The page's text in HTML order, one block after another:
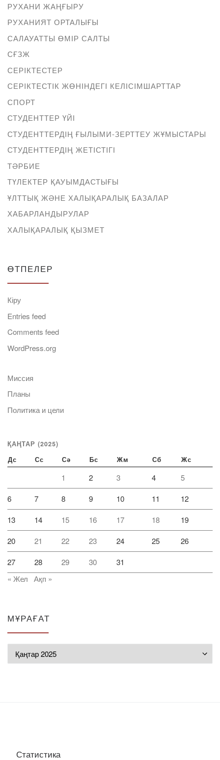
РУХАНИ ЖАҢҒЫРУ
РУХАНИЯТ ОРТАЛЫҒЫ
САЛАУАТТЫ ӨМІР САЛТЫ
СҒЗЖ
СЕРІКТЕСТЕР
СЕРІКТЕСТІК ЖӨНІНДЕГІ КЕЛІСІМШАРТТАР
СПОРТ
СТУДЕНТТЕР ҮЙІ
СТУДЕНТТЕРДІҢ ҒЫЛЫМИ-ЗЕРТТЕУ ЖҰМЫСТАРЫ
СТУДЕНТТЕРДІҢ ЖЕТІСТІГІ
ТӘРБИЕ
ТҮЛЕКТЕР ҚАУЫМДАСТЫҒЫ
ҰЛТТЫҚ ЖӘНЕ ХАЛЫҚАРАЛЫҚ БАЗАЛАР
ХАБАРЛАНДЫРУЛАР
ХАЛЫҚАРАЛЫҚ ҚЫЗМЕТ
ӨТПЕЛЕР
Кіру
Entries feed
Comments feed
WordPress.org
Миссия
Планы
Политика и цели
ҚАҢТАР (2025)
Дс Сс Сә Бс Жм Сб Жс
1 2 3 4 5
6 7 8 9 10 11 12
13 14 15 16 17 18 19
20 21 22 23 24 25 26
27 28 29 30
31
« Жел
Ақп »
МҰРАҒАТ
Статистика